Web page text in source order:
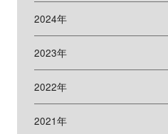
2024年
2023年
2022年
2021年